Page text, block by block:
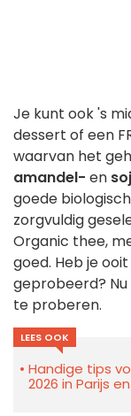
Je kunt ook 's
dessert of een
waarvan het
amandel- en
goede
zorgvuldig
Organic thee,
goed. Heb je
geprobeerd?
te proberen.
LEES OOK
Handige tips
2026 in Parijs